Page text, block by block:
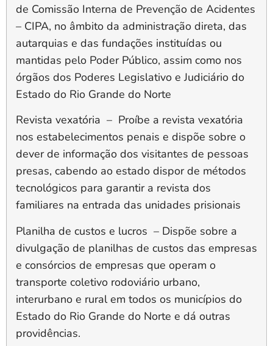
de Comissão Interna de Prevenção de Acidentes
– CIPA, no âmbito da administração direta, das
autarquias e das fundações instituídas ou
mantidas pelo Poder Público, assim como nos
órgãos dos Poderes Legislativo e Judiciário do
Estado do Rio Grande do Norte
Revista vexatória – Proíbe a revista vexatória
nos estabelecimentos penais e dispõe sobre o
dever de informação dos visitantes de pessoas
presas, cabendo ao estado dispor de métodos
tecnológicos para garantir a revista dos
familiares na entrada das unidades prisionais
Planilha de custos e lucros – Dispõe sobre a
divulgação de planilhas de custos das empresas
e consórcios de empresas que operam o
transporte coletivo rodoviário urbano,
interurbano e rural em todos os municípios do
Estado do Rio Grande do Norte e dá outras
providências.